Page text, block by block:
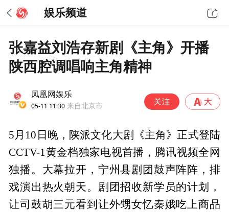
娱乐频道
张嘉益刘浩存新剧《主角》开播
陕西腔调唱响主角精神
凤凰网娱乐
05-11 11:30 来自北京市
5月10日晚，陕派文化大剧《主角》正式登陆
CCTV-1黄金档独家电视首播，腾讯视频全网
独播。大幕拉开，宁州县剧团鼓声阵阵，排
戏演出热火朝天。剧团招收新学员的计划，
让司鼓胡三元看到让外甥女忆秦娥吃上商品